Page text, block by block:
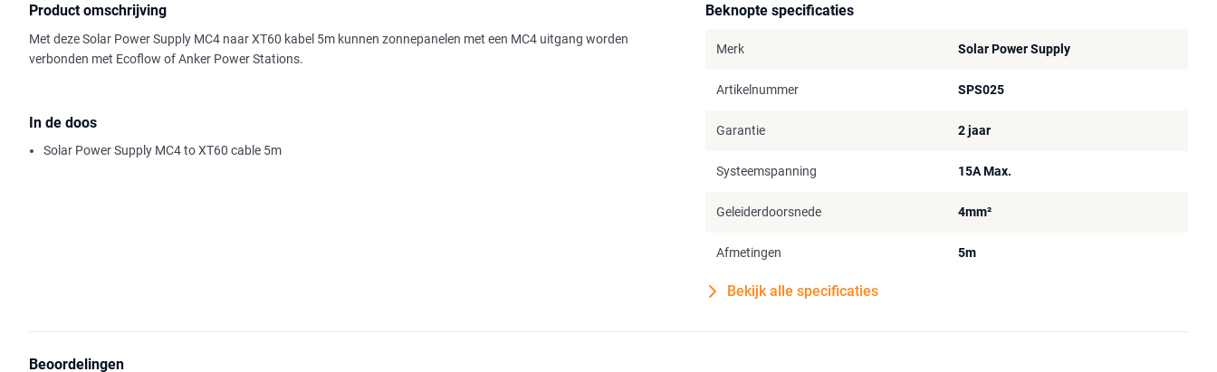
Product omschrijving
Met deze Solar Power Supply MC4 naar XT60 kabel 5m kunnen zonnepanelen met een MC4 uitgang worden
verbonden met Ecoflow of Anker Power Stations.
In de doos
Solar Power Supply MC4 to XT60 cable 5m
Beknopte specificaties
Merk Solar Power Supply
Artikelnummer SPS025
Garantie 2 jaar
Systeemspanning 15A Max.
Geleiderdoorsnede 4mm²
Afmetingen 5m
Bekijk alle specificaties
Beoordelingen